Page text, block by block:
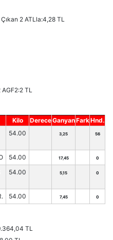
2 ATLla:4,28 TL
AGF2:2 TL
Kilo DereceGanyanFarkHnd.
54.00 3,25 56
54.00 17,45 0
54.00 5,15 0
54.00 7,45 0
TL